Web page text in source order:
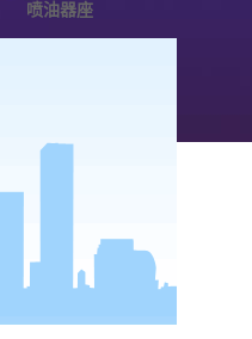
喷油器座